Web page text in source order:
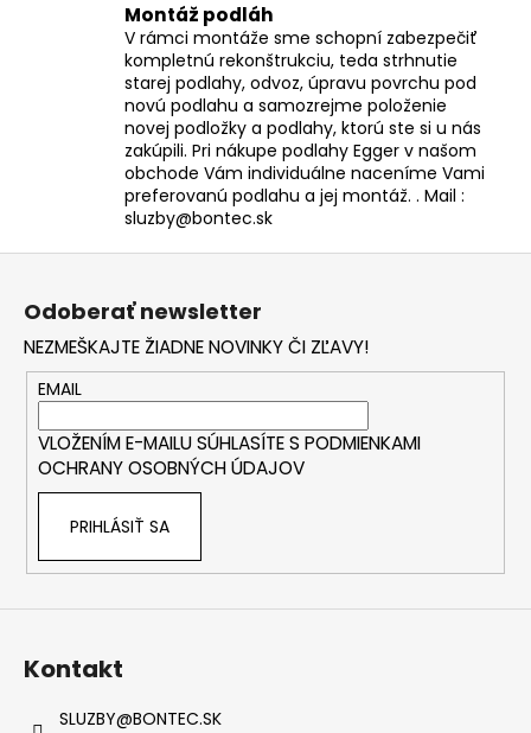
Montáž podláh
V rámci montáže sme schopní zabezpečiť
kompletnú rekonštrukciu, teda strhnutie
starej podlahy, odvoz, úpravu povrchu pod
novú podlahu a samozrejme položenie
novej podložky a podlahy, ktorú ste si u nás
zakúpili. Pri nákupe podlahy Egger v našom
obchode Vám individuálne naceníme Vami
preferovanú podlahu a jej montáž. . Mail :
sluzby@bontec.sk
Z
Odoberať newsletter
NEZMEŠKAJTE ŽIADNE NOVINKY ČI ZĽAVY!
EMAIL
VLOŽENÍM E-MAILU SÚHLASÍTE S PODMIENKAMI
OCHRANY OSOBNÝCH ÚDAJOV
PRIHLÁSIŤ SA
Kontakt
SLUZBY@BONTEC.SK